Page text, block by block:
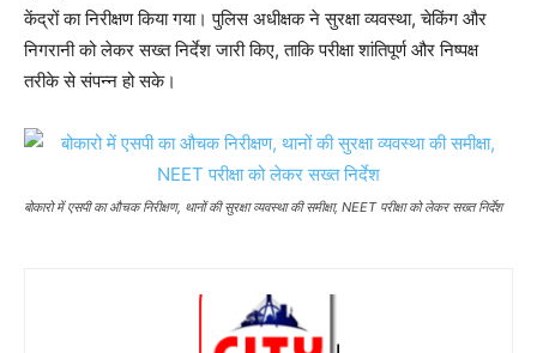
केंद्रों का निरीक्षण किया गया। पुलिस अधीक्षक ने सुरक्षा व्यवस्था, चेकिंग और
निगरानी को लेकर सख्त निर्देश जारी किए, ताकि परीक्षा शांतिपूर्ण और निष्पक्ष
तरीके से संपन्न हो सके।
बोकारो में एसपी का औचक निरीक्षण, थानों की सुरक्षा व्यवस्था की समीक्षा, NEET परीक्षा को लेकर सख्त निर्देश